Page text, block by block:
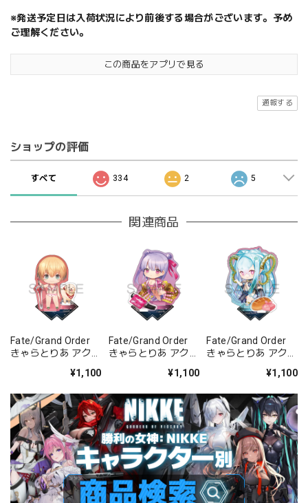
※発送予定日は入荷状況により前後する場合がございます。予め
ご理解ください。
この商品をアプリで見る
通報する
ショップの評価
すべて 334 2 5
関連商品
Fate/Grand Order
きゃらとりあ アクリ
¥1,100
Fate/Grand Order
きゃらとりあ アクリ
ー/パッションリッ
¥1,100
Fate/Grand Order
きゃらとりあ アクリ
ー/ラーヴァ/ティア
¥1,100